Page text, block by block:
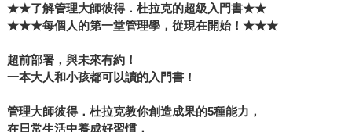
★★了解管理大師彼得．杜拉克的超級入門書★★
★★★每個人的第一堂管理學，從現在開始！★★★
超前部署，與未來有約！
一本大人和小孩都可以讀的入門書！
管理大師彼得． 杜拉克教你創造成果的5種能力，
在日常生活中養成好習慣，